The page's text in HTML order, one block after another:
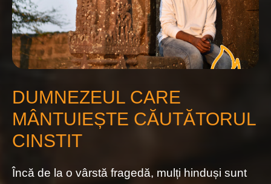
DUMNEZEUL CARE
MÂNTUIEȘTE CĂUTĂTORUL
CINSTIT
Încă de la o vârstă fragedă, mulți hinduși sunt